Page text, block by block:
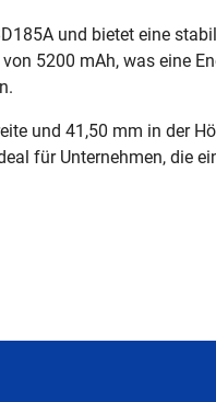
und bietet eine
5200 mAh, was eine
und 41,50 mm in der
für Unternehmen, die